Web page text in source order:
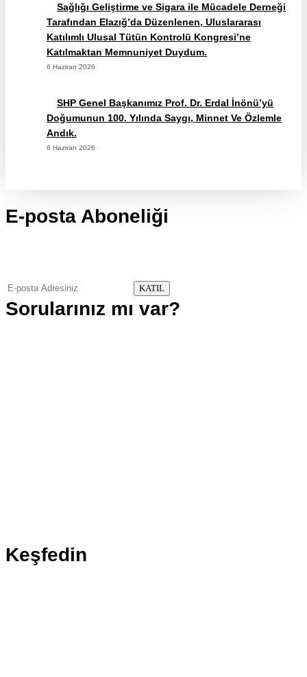
Sağlığı Geliştirme ve Sigara ile Mücadele Derneği
Tarafından Elazığ’da Düzenlenen, Uluslararası
Katılımlı Ulusal Tütün Kontrolü Kongresi’ne
Katılmaktan Memnuniyet Duydum.
6 Haziran 2026
SHP Genel Başkanımız Prof. Dr. Erdal İnönü’yü
Doğumunun 100. Yılında Saygı, Minnet Ve Özlemle
Andık.
6 Haziran 2026
E-posta Aboneliği
KATIL
Sorularınız mı var?
Keşfedin